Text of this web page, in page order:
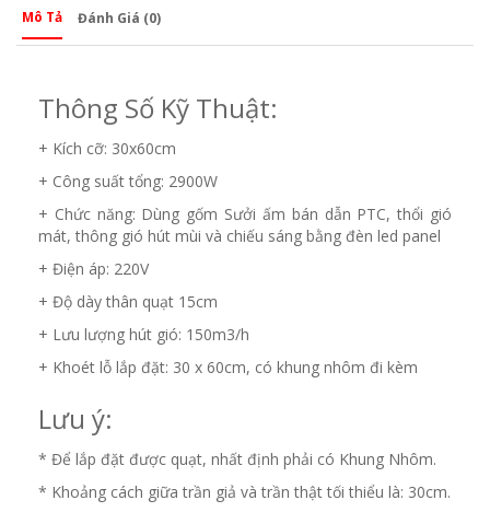
Mô Tả Đánh Giá (0)
Thông Số Kỹ Thuật:
+ Kích cỡ: 30x60cm
+ Công suất tổng: 2900W
+ Chức năng: Dùng gốm Sưởi ấm bán dẫn PTC, thổi gió
mát, thông gió hút mùi và chiếu sáng bằng đèn led panel
+ Điện áp: 220V
+ Độ dày thân quạt 15cm
+ Lưu lượng hút gió: 150m3/h
+ Khoét lỗ lắp đặt: 30 x 60cm, có khung nhôm đi kèm
Lưu ý:
* Để lắp đặt được quạt, nhất định phải có Khung Nhôm.
* Khoảng cách giữa trần giả và trần thật tối thiểu là: 30cm.